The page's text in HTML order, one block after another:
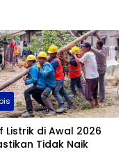
Listrik di Awal 2026
Tidak Naik